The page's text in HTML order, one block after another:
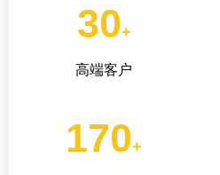
30+
高端客户
170+